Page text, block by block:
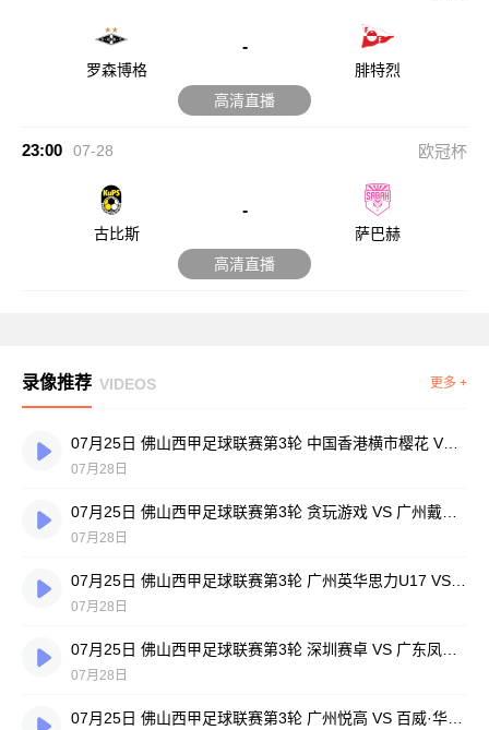
罗森博格
-
腓特烈
高清直播
23:00 07-28 欧冠杯
古比斯
-
萨巴赫
高清直播
录像推荐 VIDEOS 更多 +
07月25日 佛山西甲足球联赛第3轮 中国香港横市樱花 VS 吉图省实青年 全场录像
07月28日
07月28日
07月28日
07月28日